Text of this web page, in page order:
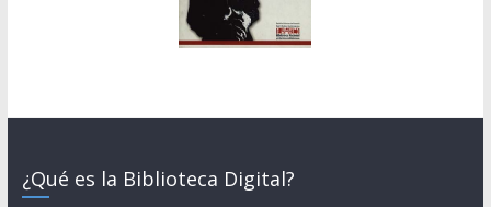
¿Qué es la Biblioteca Digital?